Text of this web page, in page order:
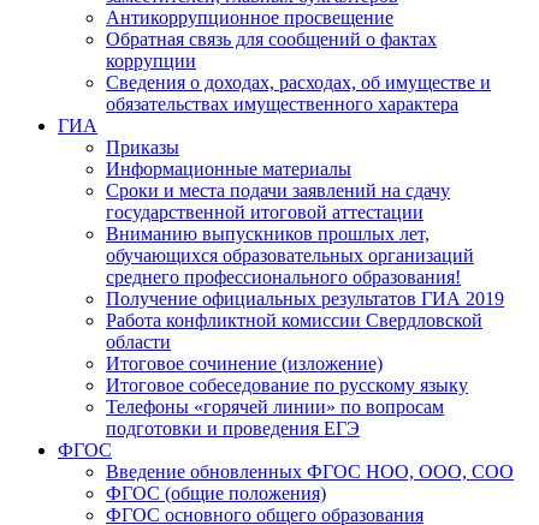
Антикоррупционное просвещение
Обратная связь для сообщений о фактах
коррупции
Сведения о доходах, расходах, об имуществе и
обязательствах имущественного характера
ГИА
Приказы
Информационные материалы
Сроки и места подачи заявлений на сдачу
государственной итоговой аттестации
Вниманию выпускников прошлых лет,
обучающихся образовательных организаций
среднего профессионального образования!
Получение официальных результатов ГИА 2019
Работа конфликтной комиссии Свердловской
области
Итоговое сочинение (изложение)
Итоговое собеседование по русскому языку
Телефоны «горячей линии» по вопросам
подготовки и проведения ЕГЭ
ФГОС
Введение обновленных ФГОС НОО, ООО, СОО
ФГОС (общие положения)
ФГОС основного общего образования